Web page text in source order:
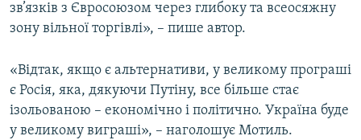
зв’язків з Євросоюзом через глибоку та всеосяжну
зону вільної торгівлі», – пише автор.
«Відтак, якщо є альтернативи, у великому програші
є Росія, яка, дякуючи Путіну, все більше стає
ізольованою – економічно і політично. Україна буде
у великому виграші», – наголошує Мотиль.